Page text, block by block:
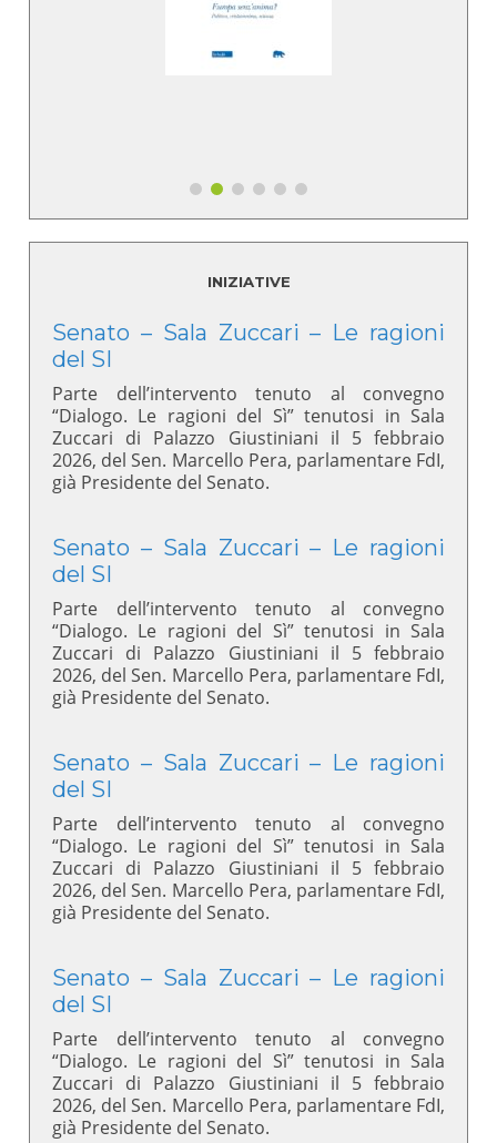
INIZIATIVE
Senato – Sala Zuccari – Le ragioni
del SI
Parte dell’intervento tenuto al convegno
“Dialogo. Le ragioni del Sì” tenutosi in Sala
Zuccari di Palazzo Giustiniani il 5 febbraio
2026, del Sen. Marcello Pera, parlamentare FdI,
già Presidente del Senato.
Senato – Sala Zuccari – Le ragioni
del SI
Parte dell’intervento tenuto al convegno
“Dialogo. Le ragioni del Sì” tenutosi in Sala
Zuccari di Palazzo Giustiniani il 5 febbraio
2026, del Sen. Marcello Pera, parlamentare FdI,
già Presidente del Senato.
Senato – Sala Zuccari – Le ragioni
del SI
Parte dell’intervento tenuto al convegno
“Dialogo. Le ragioni del Sì” tenutosi in Sala
Zuccari di Palazzo Giustiniani il 5 febbraio
2026, del Sen. Marcello Pera, parlamentare FdI,
già Presidente del Senato.
Senato – Sala Zuccari – Le ragioni
del SI
Parte dell’intervento tenuto al convegno
“Dialogo. Le ragioni del Sì” tenutosi in Sala
Zuccari di Palazzo Giustiniani il 5 febbraio
2026, del Sen. Marcello Pera, parlamentare FdI,
già Presidente del Senato.